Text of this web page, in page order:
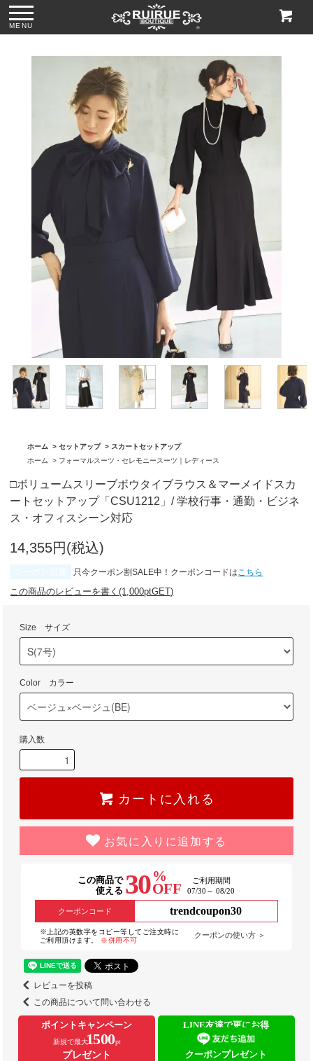
MENU
●格子柄刺繍レース
●ビジューハンドル
スパンコール刺繍
レースハンドバッ
グ「BA1762」
●2wayマットスパ
ンコールがま口ク
ラッチバッグ
「BA1761」
ホーム >セットアップ > スカートセットアップ
ホーム
> フォーマルスーツ・セレモニースーツ｜レディース
□ボリュームスリーブボウタイブラウス＆マーメイドスカ
ートセットアップ「CSU1212」/ 学校行事・通勤・ビジネ
ス・オフィスシーン対応
14,355円(税込)
只今クーポン割SALE中！クーポンコードはこちら
この商品のレビューを書く(1,000ptGET)
Size サイズ
Color カラー
購入数
カートに入れる
お気に入りに追加する
この商品で
使える 30%
OFF
ご利用期間
07/30～ 08/20
クーポンコード trendcoupon30
※上記の英数字をコピー等してご注文時に
ご利用頂けます。 ※併用不可
クーポンの使い方 ＞
レビューを投稿
この商品について問い合わせる
ポイントキャンペーン
新規で最大1500pt
プレゼント
LINE友達で更にお得
クーポンプレゼント